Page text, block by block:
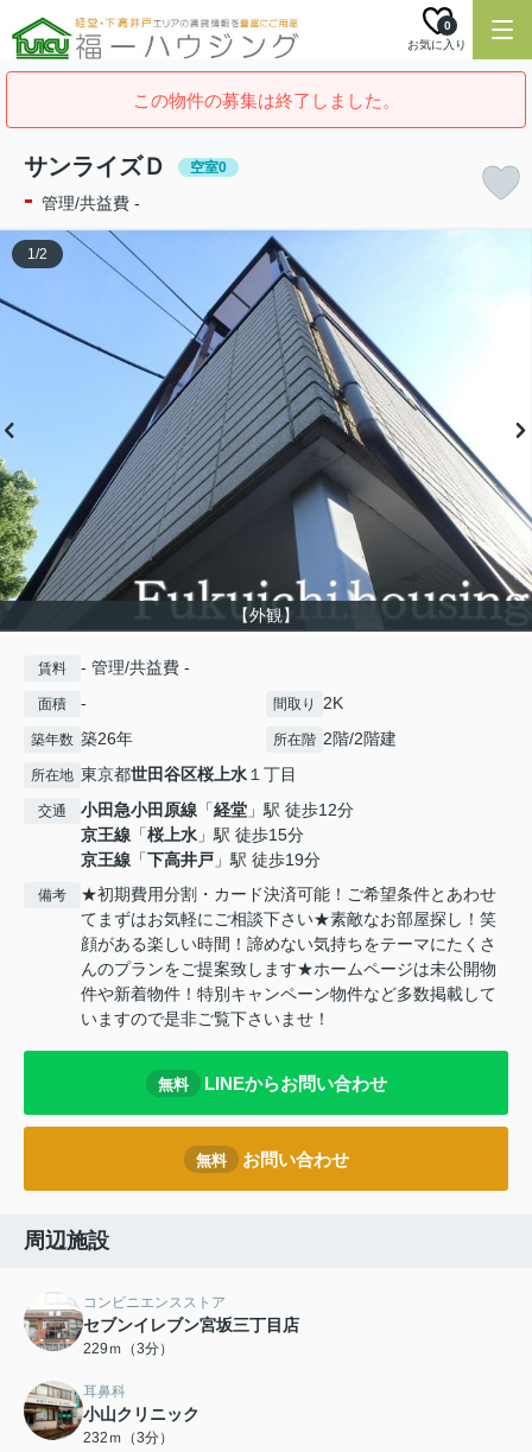
お気に入り
0
この物件の募集は終了しました。
サンライズＤ 空室0
- 管理/共益費 -
【外観】
1/2
賃料 - 管理/共益費 -
面積 - 間取り 2K
築年数 築26年 所在階 2階/2階建
所在地 東京都世田谷区桜上水１丁目
交通 小田急小田原線 「経堂 」駅 徒歩12分
京王線 「桜上水 」駅 徒歩15分
京王線 「下高井戸 」駅 徒歩19分
備考
★初期費用分割・カード決済可能！ご希望条件とあわせ
てまずはお気軽にご相談下さい★素敵なお部屋探し！笑
顔がある楽しい時間！諦めない気持ちをテーマにたくさ
んのプランをご提案致します★ホームページは未公開物
件や新着物件！特別キャンペーン物件など多数掲載して
いますので是非ご覧下さいませ！
無料 LINEからお問い合わせ
無料 お問い合わせ
周辺施設
コンビニエンスストア
セブンイレブン宮坂三丁目店
229ｍ（3分）
耳鼻科
小山クリニック
232ｍ（3分）